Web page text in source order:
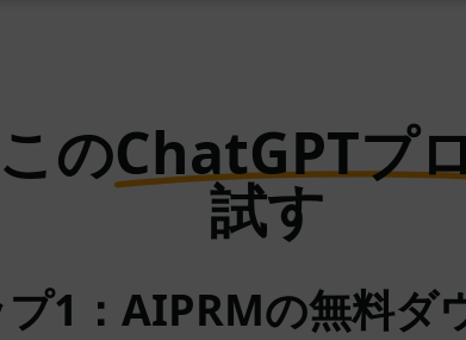
のChatGPTプ
試す
1：AIPRMの無料ダ